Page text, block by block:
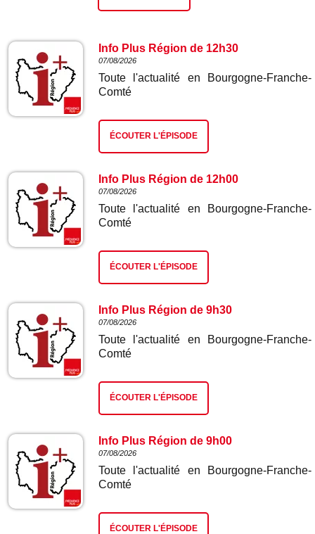
Info Plus Région de 12h30
07/08/2026
Toute l'actualité en Bourgogne-Franche-
Comté
ÉCOUTER L'ÉPISODE
Info Plus Région de 12h00
07/08/2026
Toute l'actualité en Bourgogne-Franche-
Comté
ÉCOUTER L'ÉPISODE
Info Plus Région de 9h30
07/08/2026
Toute l'actualité en Bourgogne-Franche-
Comté
ÉCOUTER L'ÉPISODE
Info Plus Région de 9h00
07/08/2026
Toute l'actualité en Bourgogne-Franche-
Comté
ÉCOUTER L'ÉPISODE